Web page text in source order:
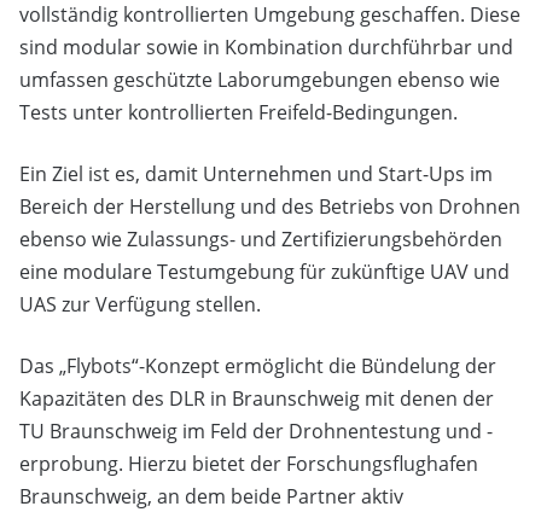
vollständig kontrollierten Umgebung geschaffen. Diese
sind modular sowie in Kombination durchführbar und
umfassen geschützte Laborumgebungen ebenso wie
Tests unter kontrollierten Freifeld-Bedingungen.
Ein Ziel ist es, damit Unternehmen und Start-Ups im
Bereich der Herstellung und des Betriebs von Drohnen
ebenso wie Zulassungs- und Zertifizierungsbehörden
eine modulare Testumgebung für zukünftige UAV und
UAS zur Verfügung stellen.
Das „Flybots“-Konzept ermöglicht die Bündelung der
Kapazitäten des DLR in Braunschweig mit denen der
TU Braunschweig im Feld der Drohnentestung und -
erprobung. Hierzu bietet der Forschungsflughafen
Braunschweig, an dem beide Partner aktiv